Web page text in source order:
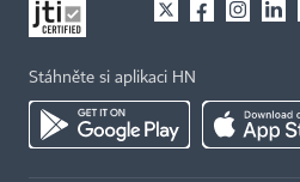
Stáhněte si aplikaci HN